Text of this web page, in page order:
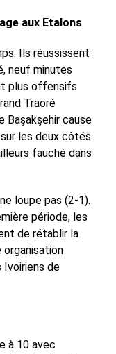
aux Etalons
Ils réussissent
neuf minutes
plus offensifs
Traoré
Başakşehir cause
les deux côtés
fauché dans
loupe pas (2-1).
période, les
de rétablir la
organisation
de
à 10 avec